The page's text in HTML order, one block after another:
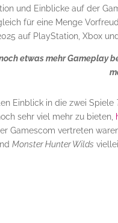
und Einblicke auf der
für eine Menge
auf PlayStation, Xbox
etwas mehr Gameplay
Einblick in die zwei Spiele
sehr viel mehr zu bieten,
Gamescom vertreten
Monster Hunter Wilds